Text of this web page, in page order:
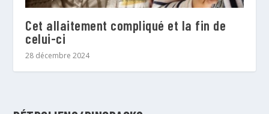
Cet allaitement compliqué et la fin de
celui-ci
28 décembre 2024